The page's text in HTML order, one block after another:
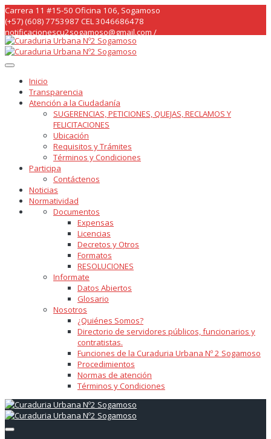
Skip
to
content
Carrera 11 #15-50 Oficina 106, Sogamoso
(+57) (608) 7753987 CEL 3046686478
notificacionescu2sogamoso@gmail.com /
curaduria2sogamoso@gmail.com /
Inicio
Transparencia
Atención a la Ciudadanía
SUGERENCIAS, PETICIONES, QUEJAS, RECLAMOS Y
FELICITACIONES
Ubicación
Requisitos y Trámites
Términos y Condiciones
Participa
Contáctenos
Noticias
Normatividad
Documentos
Expensas
Licencias
Decretos y Otros
Formatos
RESOLUCIONES
Informate
Datos Abiertos
Glosario
Nosotros
¿Quiénes Somos?
Directorio de servidores públicos, funcionarios y
contratistas.
Funciones de la Curaduria Urbana Nº 2 Sogamoso
Procedimientos
Normas de atención
Términos y Condiciones